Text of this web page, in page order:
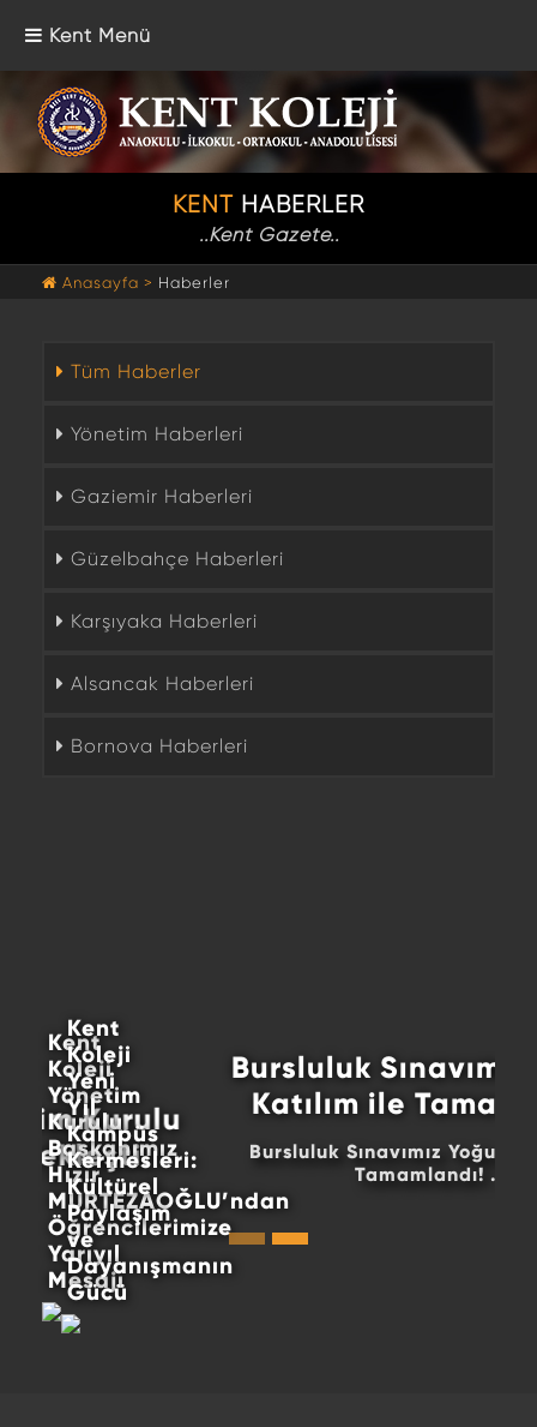
Kent Menü
KENT HABERLER
..Kent Gazete..
Anasayfa > Haberler
Tüm Haberler
Yönetim Haberleri
Gaziemir Haberleri
Güzelbahçe Haberleri
Karşıyaka Haberleri
Alsancak Haberleri
Bornova Haberleri
Bursluluk Sınavımız Yoğun
Katılım ile Tamamlandı!
Bursluluk Sınavımız Yoğun Katılım ile
Tamamlandı! ...
Kent
Koleji
Yönetim
Kurulu
Başkanımız
Hızır
MURTEZAOĞLU’ndan
Öğrencilerimize
Yarıyıl
Mesajı
Kent
Koleji
Yeni
Yıl
Kampüs
Kermesleri:
Kültürel
Paylaşım
ve
Dayanışmanın
Gücü